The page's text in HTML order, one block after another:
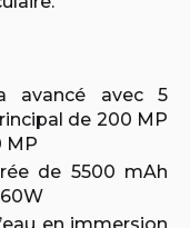
avancé avec 5
de 200 MP
MP
de 5500 mAh